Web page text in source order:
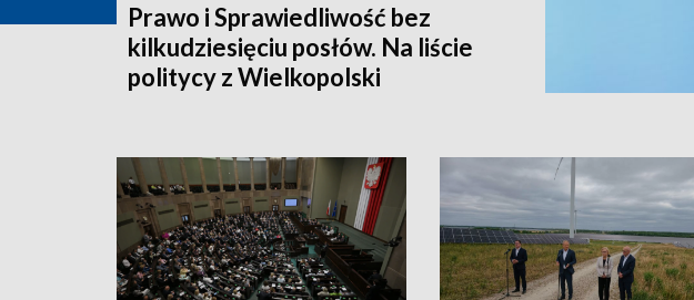
Prawo i Sprawiedliwość bez
kilkudziesięciu posłów. Na liście
politycy z Wielkopolski